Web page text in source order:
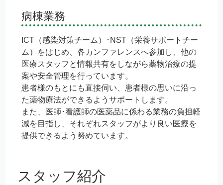
病棟業務
ICT（感染対策チーム）･NST（栄養サポートチー
ム）をはじめ、各カンファレンスへ参加し、他の
医療スタッフと情報共有をしながら薬物治療の提
案や安全管理を行っています。
患者様のもとにも直接伺い、患者様の思いに沿っ
た薬物療法ができるようサポートします。
また、医師･看護師の医薬品に係わる業務の負担軽
減を目指し、それぞれスタッフがより良い医療を
提供できるよう努めています。
スタッフ紹介